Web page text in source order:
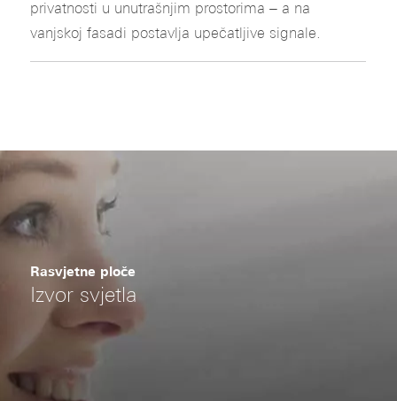
privatnosti u unutrašnjim prostorima – a na
vanjskoj fasadi postavlja upečatljive signale.
Rasvjetne ploče
Izvor svjetla